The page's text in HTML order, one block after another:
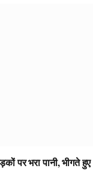
पर भरा पानी, भीगते हुए